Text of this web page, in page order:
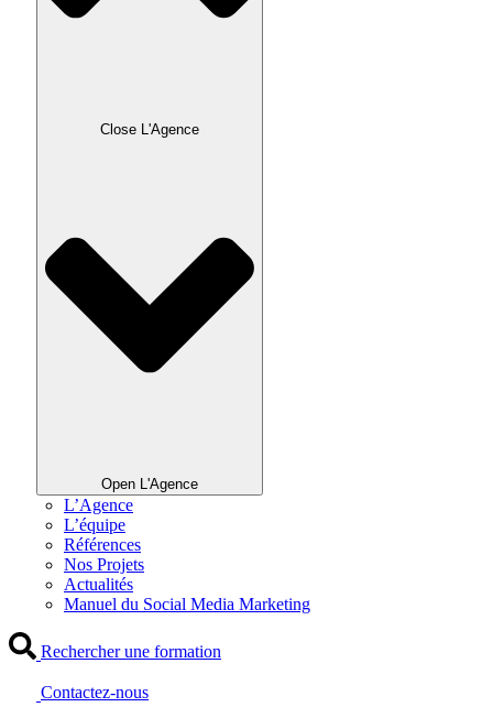
Close L'Agence
Open L'Agence
L’Agence
L’équipe
Références
Nos Projets
Actualités
Manuel du Social Media Marketing
Rechercher une formation
Contactez-nous